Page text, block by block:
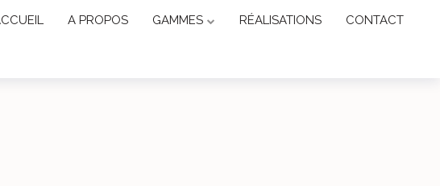
A PROPOS GAMMES RÉALISATIONS CONTACT